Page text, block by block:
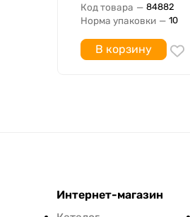
Код товара — 84882
Норма упаковки — 10
В корзину
Интернет-магазин